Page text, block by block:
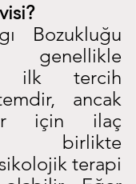
Bozukluğu
genellikle
ilk tercih
ancak
için ilaç
birlikte
terapi